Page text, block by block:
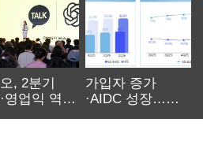
, 2분기
영업익 역대
가입자 증가
·AIDC 성장…